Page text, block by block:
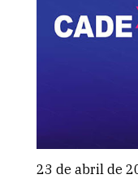
23 de abril de